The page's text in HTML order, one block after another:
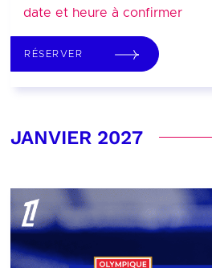
date et heure à confirmer
RÉSERVER
JANVIER 2027